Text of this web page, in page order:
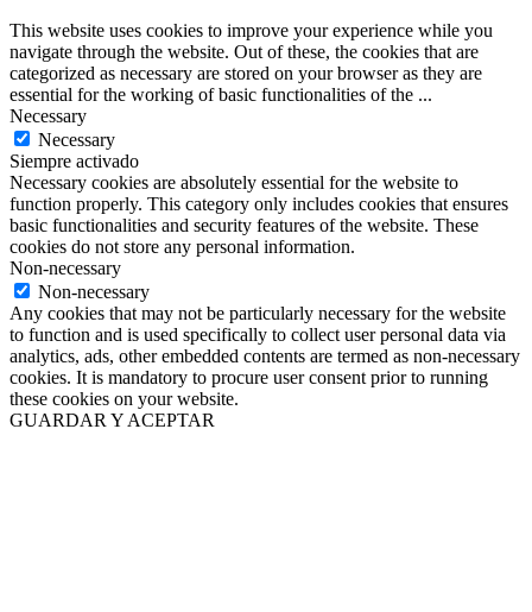
This website uses cookies to improve your experience while you
navigate through the website. Out of these, the cookies that are
categorized as necessary are stored on your browser as they are
essential for the working of basic functionalities of the ...
Necessary
Necessary
Siempre activado
Necessary cookies are absolutely essential for the website to
function properly. This category only includes cookies that ensures
basic functionalities and security features of the website. These
cookies do not store any personal information.
Non-necessary
Non-necessary
Any cookies that may not be particularly necessary for the website
to function and is used specifically to collect user personal data via
analytics, ads, other embedded contents are termed as non-necessary
cookies. It is mandatory to procure user consent prior to running
these cookies on your website.
GUARDAR Y ACEPTAR